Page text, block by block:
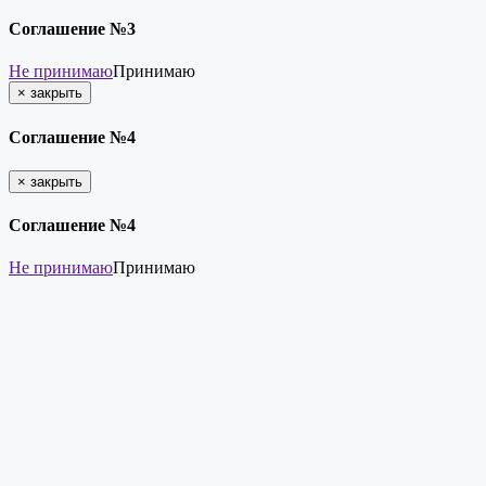
Соглашение №3
Не принимаюПринимаю
× закрыть
Соглашение №4
× закрыть
Соглашение №4
Не принимаюПринимаю